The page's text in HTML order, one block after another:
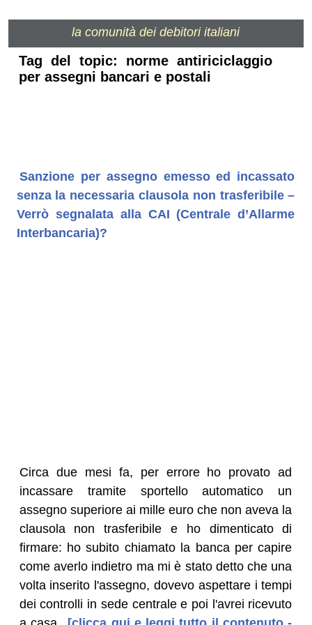
la comunità dei debitori italiani
Tag del topic: norme antiriciclaggio
per assegni bancari e postali
Sanzione per assegno emesso ed incassato
senza la necessaria clausola non trasferibile –
Verrò segnalata alla CAI (Centrale d’Allarme
Interbancaria)?
Circa due mesi fa, per errore ho provato ad
incassare tramite sportello automatico un
assegno superiore ai mille euro che non aveva la
clausola non trasferibile e ho dimenticato di
firmare: ho subito chiamato la banca per capire
come averlo indietro ma mi è stato detto che una
volta inserito l'assegno, dovevo aspettare i tempi
dei controlli in sede centrale e poi l'avrei ricevuto